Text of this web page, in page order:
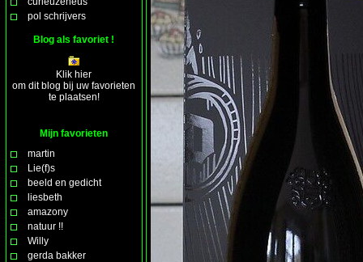
pol schrijvers
Blog als favoriet !
Klik hier
om dit blog bij uw favorieten
te plaatsen!
Mijn favorieten
martin
Lie(f)s
beeld en gedicht
liesbeth
amazony
natuur !!
Willy
gerda bakker